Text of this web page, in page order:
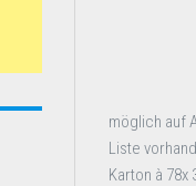
möglich auf
Liste
Karton à 78x